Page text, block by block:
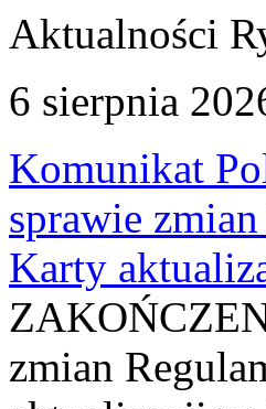
Aktualności
6 sierpnia
Komunikat
sprawie
Karty
zmian